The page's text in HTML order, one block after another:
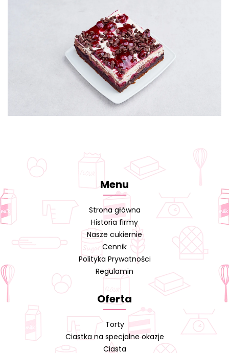
Menu
Strona główna
Historia firmy
Nasze cukiernie
Cennik
Polityka Prywatności
Regulamin
Oferta
Torty
Ciastka na specjalne okazje
Ciasta